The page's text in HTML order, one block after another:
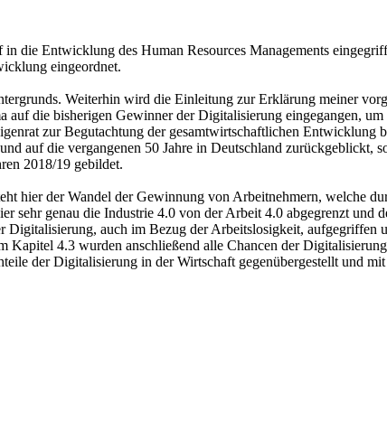
die Entwicklung des Human Resources Managements
eingeordnet.
Weiterhin wird die Einleitung zur Erklärung meiner
die bisherigen Gewinner der Digitalisierung eingegangen,
zur Begutachtung der gesamtwirtschaftlichen Entwicklung
auf die vergangenen 50 Jahre in Deutschland zurückgeblickt,
2018/19 gebildet.
hier der Wandel der Gewinnung von Arbeitnehmern, welche
genau die Industrie 4.0 von der Arbeit 4.0 abgegrenzt und
auch im Bezug der Arbeitslosigkeit, aufgegriffen
4.3 wurden anschließend alle Chancen der
der Digitalisierung in der Wirtschaft gegenübergestellt und